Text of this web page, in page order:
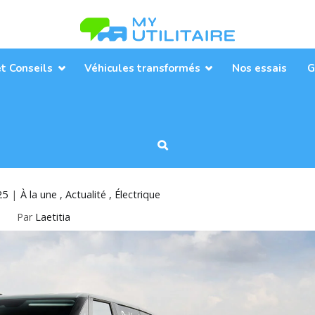
MyUtilitaire
Conseils Véhicules transformés Nos essais
À la une Actualité
Électrique
Par Laetitia